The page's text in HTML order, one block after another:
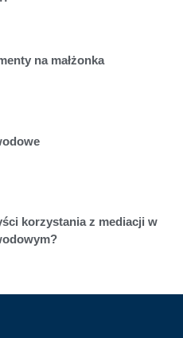
na małżonka
korzystania z mediacji w